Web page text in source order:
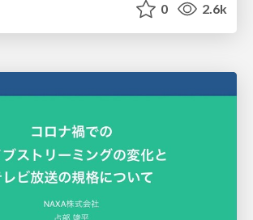
0 2.6k